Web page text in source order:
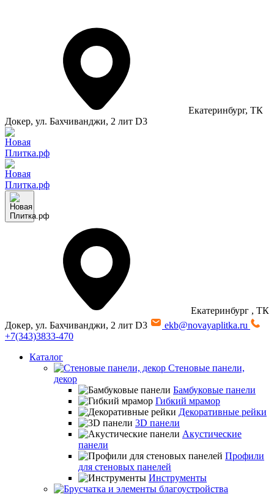
Екатеринбург, ТК
Докер, ул. Бахчиванджи, 2 лит D3
Екатеринбург , ТК
Докер, ул. Бахчиванджи, 2 лит D3
ekb@novayaplitka.ru
+7(343)3833-470
Каталог
Стеновые панели,
декор
Бамбуковые панели
Гибкий мрамор
Декоративные рейки
3D панели
Акустические
панели
Профили
для стеновых панелей
Инструменты